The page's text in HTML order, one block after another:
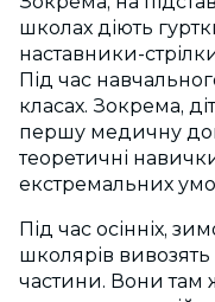
школах діють
наставники-
Під час
класах. Зокрема,
першу медичну
теоретичні
екстремальних
Під час осінніх,
школярів
частини. Вони там